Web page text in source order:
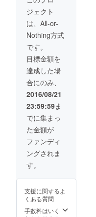
ジェクト
は、All-or-
Nothing方式
です。
目標金額を
達成した場
合にのみ、
2016/08/21
23:59:59ま
でに集まっ
た金額が
ファンディ
ングされま
す。
支援に関するよ
くある質問
手数料はいく